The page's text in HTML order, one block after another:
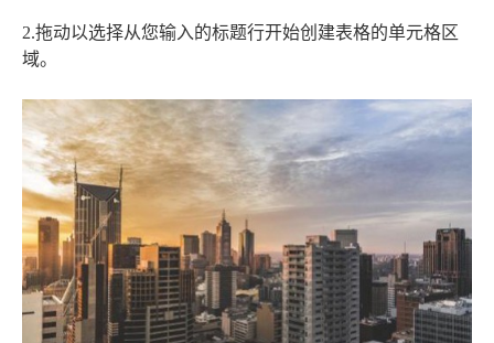
2.拖动以选择从您输入的标题行开始创建表格的单元格区
域。